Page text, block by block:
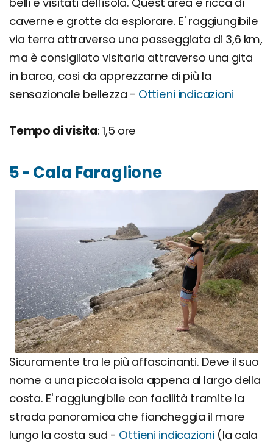
caverne e grotte da esplorare. E' raggiungibile
via terra attraverso una passeggiata di 3,6 km,
ma è consigliato visitarla attraverso una gita
in barca, cosi da apprezzarne di più la
sensazionale bellezza - Ottieni indicazioni
Tempo di visita: 1,5 ore
5 - Cala Faraglione
Sicuramente tra le più affascinanti. Deve il suo
nome a una piccola isola appena al largo della
costa. E' raggiungibile con facilità tramite la
strada panoramica che fiancheggia il mare
lungo la costa sud - Ottieni indicazioni (la cala